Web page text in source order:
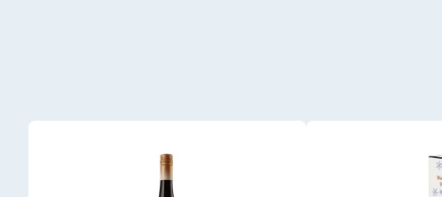
Produktgalerie überspringen